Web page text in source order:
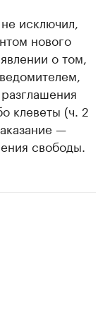
исключил,
нового
о том,
клеветы (ч. 2
—
свободы.